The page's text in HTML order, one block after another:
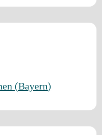
(Bayern)